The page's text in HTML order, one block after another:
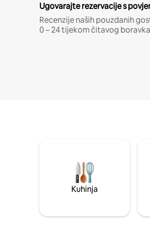
Ugovarajte rezervacije s
Recenzije naših pouzdanih
0 – 24 tijekom čitavog
Kuhinja